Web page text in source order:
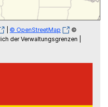
© OpenStreetMap
©
der Verwaltungsgrenzen |